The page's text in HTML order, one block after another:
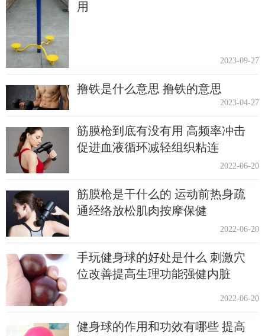
用
2023-09-27
撸铁是什么意思 撸铁的意思
2023-04-27
筋膜枪到底有没有用 高频率冲击
促进血液循环减轻组织粘连
2022-06-20
筋膜枪是干什么的 运动前热身疏
通经络放松肌肉按摩保健
2022-06-20
手玩健身球的好处是什么 刺激穴
位改善提高生理功能强健内脏
2022-06-20
健身球的作用和功效有哪些 提高